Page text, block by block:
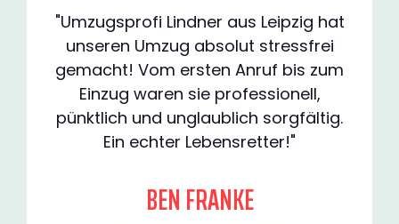
"Umzugsprofi Lindner aus Leipzig hat
unseren Umzug absolut stressfrei
gemacht! Vom ersten Anruf bis zum
Einzug waren sie professionell,
pünktlich und unglaublich sorgfältig.
Ein echter Lebensretter!"
BEN FRANKE